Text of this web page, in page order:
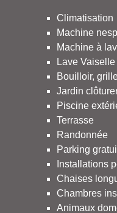
Climatisation
Machine
Machine à
Lave Vaiselle
Bouilloir,
Jardin
Piscine
Terrasse
Randonnée
Parking
Installations
Chaises
Chambres
Animaux